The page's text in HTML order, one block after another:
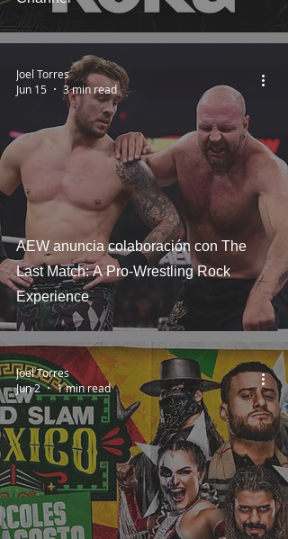
AEW anuncia colaboración con The
Last Match: A Pro-Wrestling Rock
Experience
Joel Torres
Jun 15
3 min read
Joel Torres
Jun 2
1 min read